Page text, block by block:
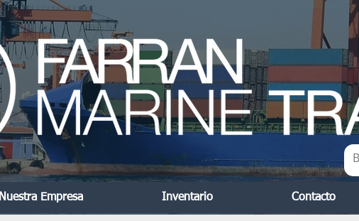
Nuestra Empresa Inventario Contacto